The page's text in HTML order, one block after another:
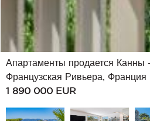
Апартаменты продается Канны
Французская Ривьера, Франция
1 890 000 EUR